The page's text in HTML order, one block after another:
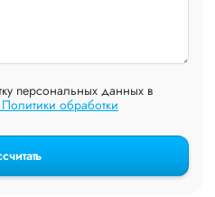
персональных данных в
Политики обработки